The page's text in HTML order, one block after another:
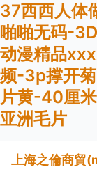
37西西人体
啪啪无码-
动漫精品
频-3p撑开
片黄-40厘
亚洲毛片